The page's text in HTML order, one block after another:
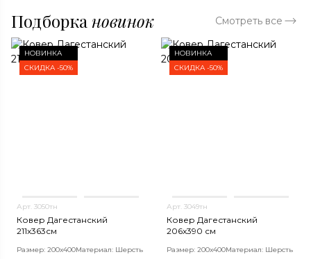
Подборка новинок Смотреть все
НОВИНКА
СКИДКА -50%
Арт. 3050тн
Ковер Дагестанский
211x363см
Размер: 200х400Материал: Шерсть
НОВИНКА
СКИДКА -50%
Арт. 3049тн
Ковер Дагестанский
206x390 см
Размер: 200х400Материал: Шерсть